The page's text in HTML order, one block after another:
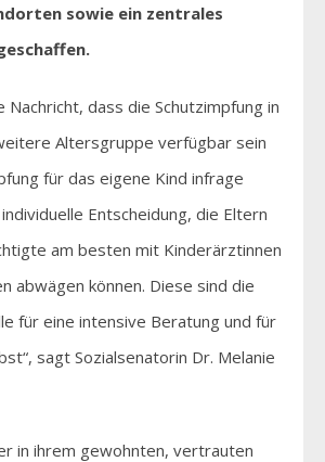
sowie ein zentrales
Nachricht, dass die Schutzimpfung in
Altersgruppe verfügbar sein
für das eigene Kind infrage
Entscheidung, die Eltern
am besten mit Kinderärztinnen
abwägen können. Diese sind die
für eine intensive Beratung und für
sagt Sozialsenatorin Dr. Melanie
in ihrem gewohnten, vertrauten